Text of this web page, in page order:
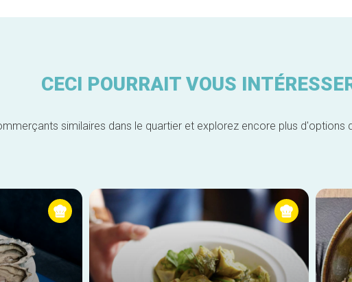
CECI POURRAIT VOUS
similaires dans le quartier et explorez encore plus d'options